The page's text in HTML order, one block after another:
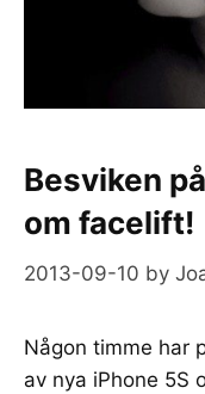
Besviken
om facelift!
2013-09-10 by
Någon timme har
av nya iPhone 5S